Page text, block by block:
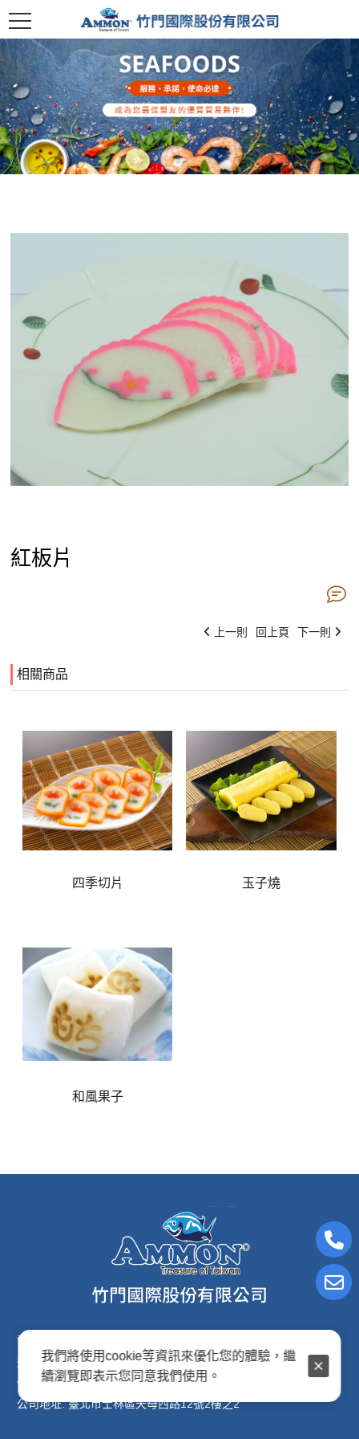
紅板片
上一則 回上頁 下一則
相關商品
四季切片 玉子燒
和風果子
電子信箱:ammon8@ms22.hinet.net
連絡電話: (02)2876-2691
傳真專線: (02)2876-2692
公司地址: 臺北市士林區天母西路12號2樓之2
我們將使用cookie等資訊來優化您的體驗，繼
續瀏覽即表示您同意我們使用。